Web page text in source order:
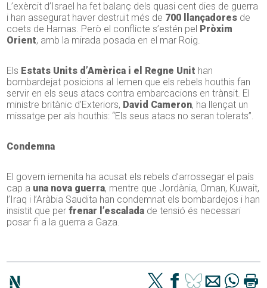
L’exèrcit d’Israel ha fet balanç dels quasi cent dies de guerra
i han assegurat haver destruït més de 700 llançadores de
coets de Hamas. Però el conflicte s’estén pel Pròxim
Orient, amb la mirada posada en el mar Roig.
Els Estats Units d’Amèrica i el Regne Unit han
bombardejat posicions al Iemen que els rebels houthis fan
servir en els seus atacs contra embarcacions en trànsit. El
ministre britànic d’Exteriors, David Cameron, ha llençat un
missatge per als houthis: “Els seus atacs no seran tolerats”.
Condemna
El govern iemenita ha acusat els rebels d’arrossegar el país
cap a una nova guerra, mentre que Jordània, Oman, Kuwait,
l’Iraq i l’Aràbia Saudita han condemnat els bombardejos i han
insistit que perfrenar l’escalada de tensió és necessari
posar fi a la guerra a Gaza.